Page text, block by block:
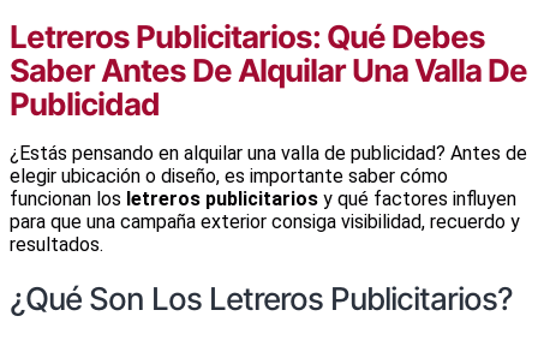
Letreros Publicitarios: Qué Debes
Saber Antes De Alquilar Una Valla De
Publicidad
¿Estás pensando en alquilar una valla de publicidad? Antes de
elegir ubicación o diseño, es importante saber cómo
funcionan los letreros publicitarios y qué factores influyen
para que una campaña exterior consiga visibilidad, recuerdo y
resultados.
¿Qué Son Los Letreros Publicitarios?